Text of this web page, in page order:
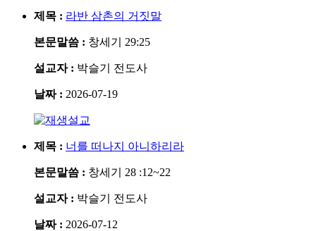
제목 : 라반 삼촌의 거짓말
본문말씀 : 창세기 29:25
설교자 : 박슬기 전도사
날짜 : 2026-07-19
설교
제목 : 너를 떠나지 아니하리라
본문말씀 : 창세기 28 :12~22
설교자 : 박슬기 전도사
날짜 : 2026-07-12